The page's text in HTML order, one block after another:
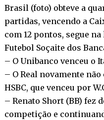
Brasil (foto) obteve a
partidas, vencendo a
com 12 pontos, segue
Futebol Soçaite dos
– O Unibanco venceu o
– O Real novamente
HSBC, que venceu por
– Renato Short (BB) fez
competição e